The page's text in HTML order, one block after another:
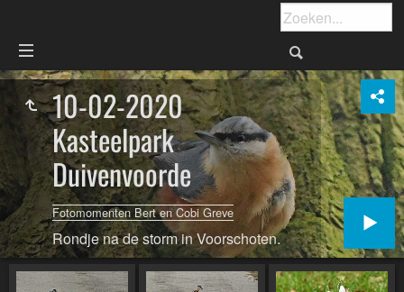
10-02-2020
Kasteelpark
Duivenvoorde
Fotomomenten Bert en Cobi Greve
Rondje na de storm in Voorschoten.